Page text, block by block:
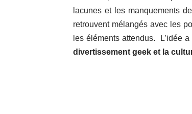
lacunes et les manquements
retrouvent mélangés avec les
les éléments attendus. L’idée
divertissement geek et la